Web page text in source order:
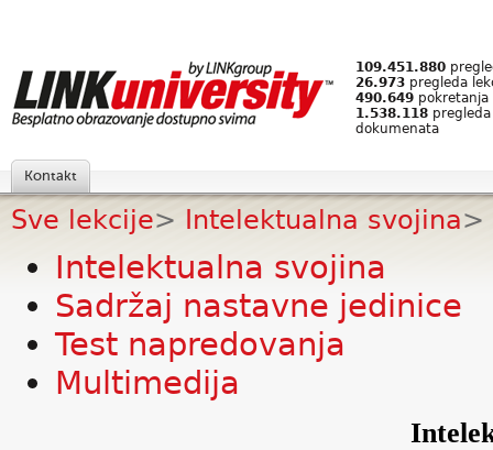
109.451.880
26.973 pregleda
490.649 pokretanja
1.538.118
dokumenata
Kontakt
Sve lekcije> Intelektualna svojina>
Intelektualna svojina
Sadržaj nastavne jedinice
Test napredovanja
Multimedija